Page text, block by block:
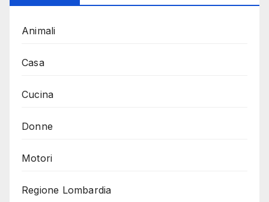
Animali
Casa
Cucina
Donne
Motori
Regione Lombardia